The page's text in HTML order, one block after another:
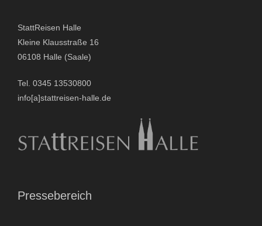
Gutscheine & Geschenke
- Geschenksets
- Bücher
Über StattReisen
StattReisen Halle
Kleine Klausstraße 16
06108 Halle (Saale)
Tel. 0345 13530800
info[a]stattreisen-halle.de
Pressebereich